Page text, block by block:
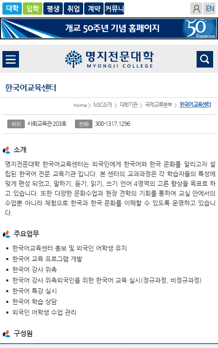
입학
글로
벌
평생 취업
계
약
한국어교육센터
Home > MJC소개 > 대학기관 > 국제교류본부 > 한국어교육센터
위치 사회교육관 203호 전화 300-1317,1296
소개
명지전문대학 한국어교육센터는 외국인에게 한국어와 한국 문화를 알리고자 설
립된 한국어 전문 교육기관 입니다. 본 센터의 교과과정은 각 학습자들의 특성에
맞게 편성 되었고, 말하기, 듣기, 읽기, 쓰기 언어 4영역의 고른 향상을 목표로 하
고 있습니다. 또한 다양한 문화수업과 현장 견학의 기회를 통하여 교실 안에서의
수업뿐 아니라 체험으로 한국과 한국 문화를 이해할 수 있도록 운영하고 있습니
다.
주요업무
한국어교육센터 홍보 및 외국인 어학생 유치
한국어 교육 프로그램 개발
한국어 강사 위촉
한국어 강사 위촉외국인을 위한 한국어 교육 실시(정규과정, 비정규과정)
한국어 특강 실시
한국어 학습 상담
외국인 어학생 수업 관리
구성원